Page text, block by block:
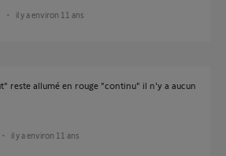
il y a environ 11 ans
reste allumé en rouge "continu" il n'y a aucun
il y a environ 11 ans